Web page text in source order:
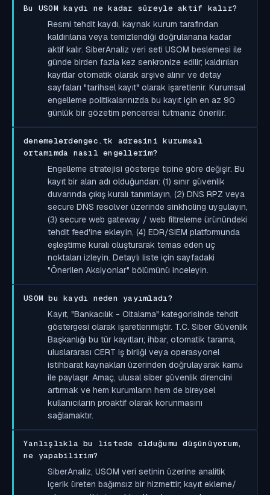
Bu USOM kaydı ne kadar süreyle aktif kalır?
Resmi tehdit kaydı, kaynak kurum tarafından
kaldırılana veya temizlendiği doğrulanana kadar
aktif kalır. SiberAnaliz veri seti USOM beslemesi ile
günde birden fazla kez senkronize edilir; kaldırılan
kayıtlar otomatik olarak arşive alınır ve detay
sayfaları "tarihsel kayıt" olarak işaretlenir. Kurumsal
engelleme politikalarınızda bu kayıt için en az 90
günlük bir gözetim penceresi tutmanız önerilir.
denemelerdengec.tk adresini kurumsal
ortamımda nasıl engellerim?
Engelleme stratejisi gösterge tipine göre değişir. Bu
kayıt bir alan adı olduğundan: (1) sınır güvenlik
duvarında çıkış kuralı tanımlayın, (2) DNS RPZ veya
secure DNS resolver üzerinde sinkholing uygulayın,
(3) secure web gateway / web filtreleme ürünündeki
tehdit feed'ine ekleyin, (4) EDR/SIEM platformunda
eşleştirme kuralı oluşturarak temas eden uç
noktaları izleyin. Detaylı liste için sayfadaki
"Önerilen Aksiyonlar" bölümünü inceleyin.
USOM bu kaydı neden yayımladı?
Kayıt, "Bankacılık - Oltalama" kategorisinde tehdit
göstergesi olarak işaretlenmiştir. T.C. Siber Güvenlik
Başkanlığı bu tür kayıtları; ihbar, otomatik tarama,
uluslararası CERT iş birliği veya operasyonel
istihbarat kaynakları üzerinden doğrulayarak kamu
ile paylaşır. Amaç, ulusal siber güvenlik direncini
artırmak ve hem kurumların hem de bireysel
kullanıcıların proaktif olarak korunmasını
sağlamaktır.
Yanlışlıkla bu listede olduğumu düşünüyorum,
ne yapabilirim?
SiberAnaliz, USOM veri setinin üzerine analitik
içerik üreten bağımsız bir hizmettir; kayıt ekleme/